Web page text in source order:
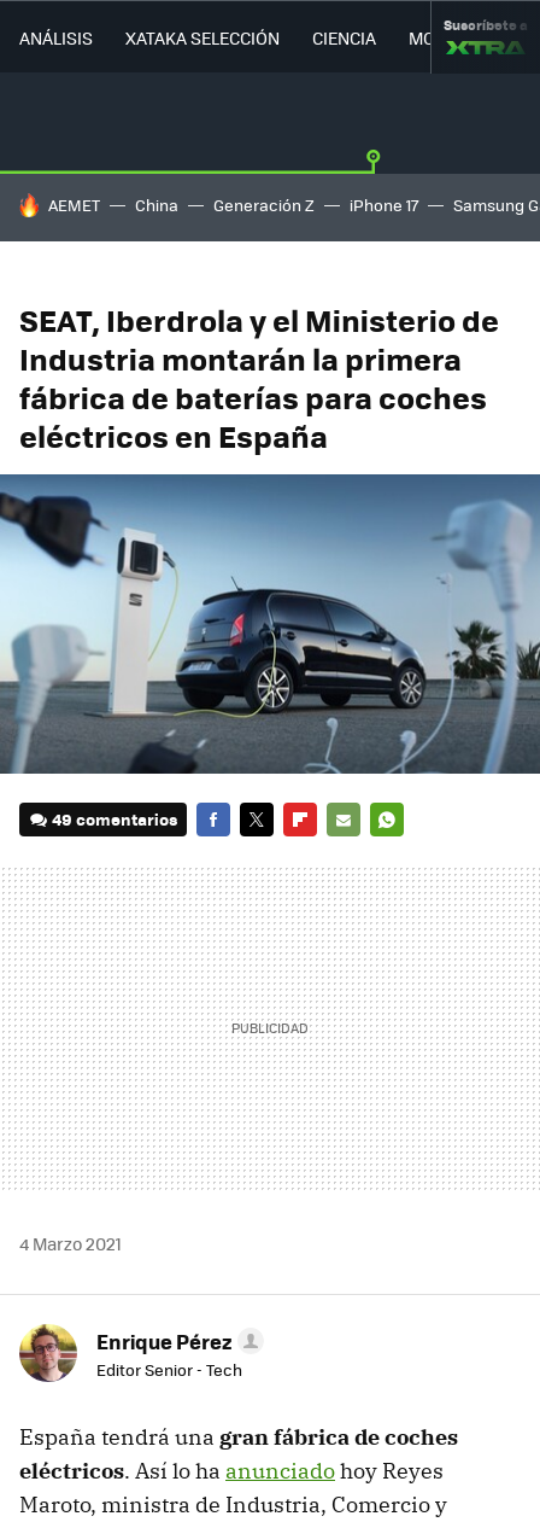
ANÁLISIS XATAKA SELECCIÓN CIENCIA MOVILIDAD
Suscríbete a
HOY SE HABLA DE
AEMET China Generación Z iPhone 17 Samsung
SEAT, Iberdrola y el Ministerio de
Industria montarán la primera
fábrica de baterías para coches
eléctricos en España
49 comentarios
MAIL
4 Marzo 2021
Enrique Pérez
Editor Senior - Tech
España tendrá una gran fábrica de coches
eléctricos. Así lo ha anunciadohoy Reyes
Maroto, ministra de Industria, Comercio y